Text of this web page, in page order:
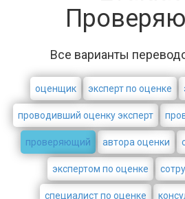
Все варианты
оценщик эксперт по оценке
проводивший оценку эксперт
проверяющий автора оценки
экспертом по оценке
специалист по оценке